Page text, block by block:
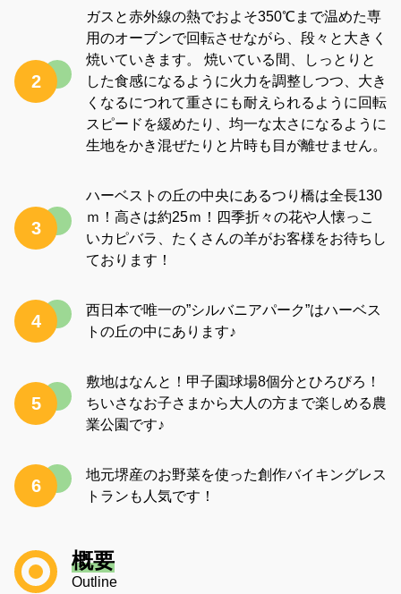
2
ガスと赤外線の熱でおよそ350℃まで温めた専
用のオーブンで回転させながら、段々と大きく
焼いていきます。 焼いている間、しっとりと
した食感になるように火力を調整しつつ、大き
くなるにつれて重さにも耐えられるように回転
スピードを緩めたり、均一な太さになるように
生地をかき混ぜたりと片時も目が離せません。
3
ハーベストの丘の中央にあるつり橋は全長130
ｍ！高さは約25ｍ！四季折々の花や人懐っこ
いカピバラ、たくさんの羊がお客様をお待ちし
ております！
4
西日本で唯一の”シルバニアパーク”はハーベス
トの丘の中にあります♪
5
敷地はなんと！甲子園球場8個分とひろびろ！
ちいさなお子さまから大人の方まで楽しめる農
業公園です♪
6
地元堺産のお野菜を使った創作バイキングレス
トランも人気です！
概要
Outline